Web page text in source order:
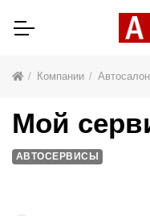
Компании
Мой
АВТОСЕРВИСЫ